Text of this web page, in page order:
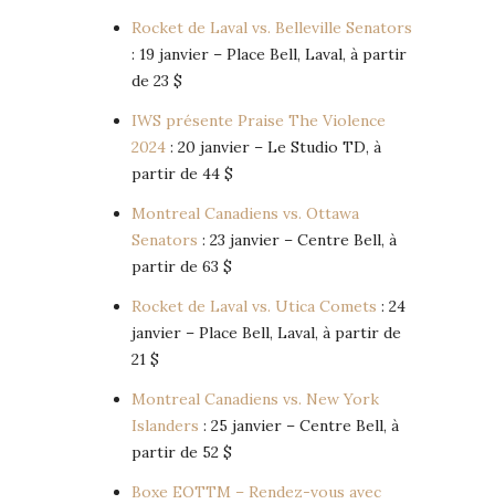
Rocket de Laval vs. Belleville Senators
: 19 janvier – Place Bell, Laval, à partir
de 23 $
IWS présente Praise The Violence
2024 : 20 janvier – Le Studio TD, à
partir de 44 $
Montreal Canadiens vs. Ottawa
Senators : 23 janvier – Centre Bell, à
partir de 63 $
Rocket de Laval vs. Utica Comets : 24
janvier – Place Bell, Laval, à partir de
21 $
Montreal Canadiens vs. New York
Islanders : 25 janvier – Centre Bell, à
partir de 52 $
Boxe EOTTM – Rendez-vous avec